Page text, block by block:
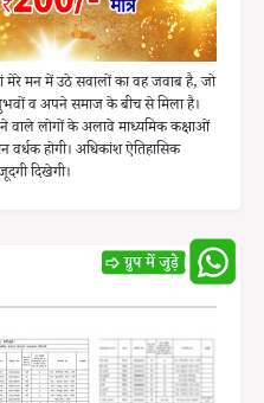
मन में उठे सवालों का वह जवाब है, जो
व अपने समाज के बीच से मिला है।
वाले लोगों के अलावे माध्यमिक कक्षाओं
वर्धक होगी। अधिकांश ऐतिहासिक
दिखेगी।